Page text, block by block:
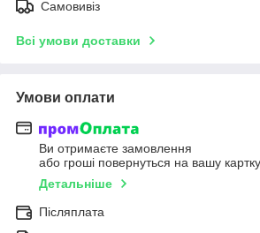
Самовивіз
Всі умови доставки
Умови оплати
Ви отримаєте замовлення
або гроші повернуться на вашу картку
Детальніше
Післяплата